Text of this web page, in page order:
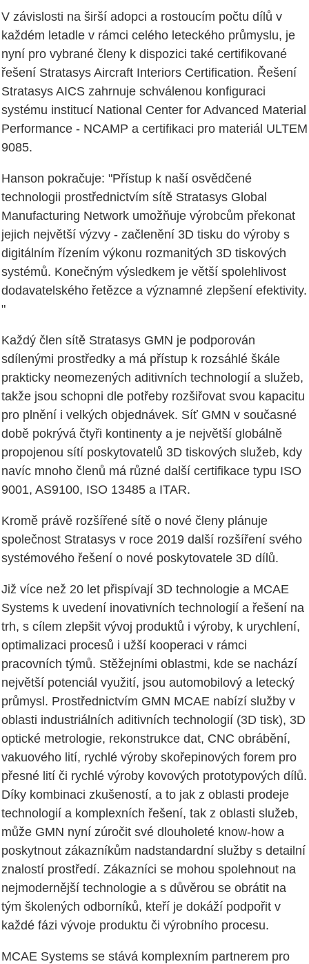
V závislosti na širší adopci a rostoucím počtu dílů v
každém letadle v rámci celého leteckého průmyslu, je
nyní pro vybrané členy k dispozici také certifikované
řešení Stratasys Aircraft Interiors Certification. Řešení
Stratasys AICS zahrnuje schválenou konfiguraci
systému institucí National Center for Advanced Material
Performance - NCAMP a certifikaci pro materiál ULTEM
9085.
Hanson pokračuje: "Přístup k naší osvědčené
technologii prostřednictvím sítě Stratasys Global
Manufacturing Network umožňuje výrobcům překonat
jejich největší výzvy - začlenění 3D tisku do výroby s
digitálním řízením výkonu rozmanitých 3D tiskových
systémů. Konečným výsledkem je větší spolehlivost
dodavatelského řetězce a významné zlepšení efektivity.
"
Každý člen sítě Stratasys GMN je podporován
sdílenými prostředky a má přístup k rozsáhlé škále
prakticky neomezených aditivních technologií a služeb,
takže jsou schopni dle potřeby rozšiřovat svou kapacitu
pro plnění i velkých objednávek. Síť GMN v současné
době pokrývá čtyři kontinenty a je největší globálně
propojenou sítí poskytovatelů 3D tiskových služeb, kdy
navíc mnoho členů má různé další certifikace typu ISO
9001, AS9100, ISO 13485 a ITAR.
Kromě právě rozšířené sítě o nové členy plánuje
společnost Stratasys v roce 2019 další rozšíření svého
systémového řešení o nové poskytovatele 3D dílů.
Již více než 20 let přispívají 3D technologie a MCAE
Systems k uvedení inovativních technologií a řešení na
trh, s cílem zlepšit vývoj produktů i výroby, k urychlení,
optimalizaci procesů i užší kooperaci v rámci
pracovních týmů. Stěžejními oblastmi, kde se nachází
největší potenciál využití, jsou automobilový a letecký
průmysl. Prostřednictvím GMN MCAE nabízí služby v
oblasti industriálních aditivních technologií (3D tisk), 3D
optické metrologie, rekonstrukce dat, CNC obrábění,
vakuového lití, rychlé výroby skořepinových forem pro
přesné lití či rychlé výroby kovových prototypových dílů.
Díky kombinaci zkušeností, a to jak z oblasti prodeje
technologií a komplexních řešení, tak z oblasti služeb,
může GMN nyní zúročit své dlouholeté know-how a
poskytnout zákazníkům nadstandardní služby s detailní
znalostí prostředí. Zákazníci se mohou spolehnout na
nejmodernější technologie a s důvěrou se obrátit na
tým školených odborníků, kteří je dokáží podpořit v
každé fázi vývoje produktu či výrobního procesu.
MCAE Systems se stává komplexním partnerem pro